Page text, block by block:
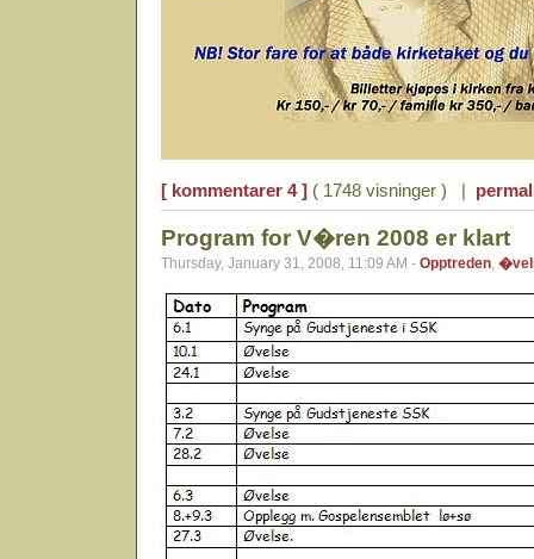
[ kommentarer 4 ] ( 1748 visninger ) |
Program for V�ren 2008 er klart
Thursday, January 31, 2008, 11:09 AM - Opptreden,